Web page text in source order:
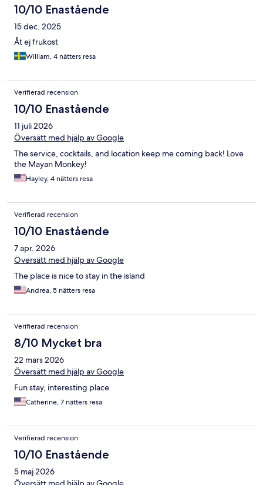
10/10 Enastående
15 dec. 2025
Åt ej frukost
William, 4 nätters resa
Verifierad recension
10/10 Enastående
11 juli 2026
Översätt med hjälp av Google
The service, cocktails, and location keep me coming back! Love
the Mayan Monkey!
Hayley, 4 nätters resa
Verifierad recension
10/10 Enastående
7 apr. 2026
Översätt med hjälp av Google
The place is nice to stay in the island
Andrea, 5 nätters resa
Verifierad recension
8/10 Mycket bra
22 mars 2026
Översätt med hjälp av Google
Fun stay, interesting place
Catherine, 7 nätters resa
Verifierad recension
10/10 Enastående
5 maj 2026